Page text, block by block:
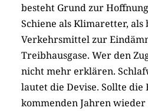
besteht Grund zur
Schiene als Klimaretter, als
Verkehrsmittel zur
Treibhausgase. Wer den
nicht mehr erklären.
lautet die Devise. Sollte die
kommenden Jahren wieder